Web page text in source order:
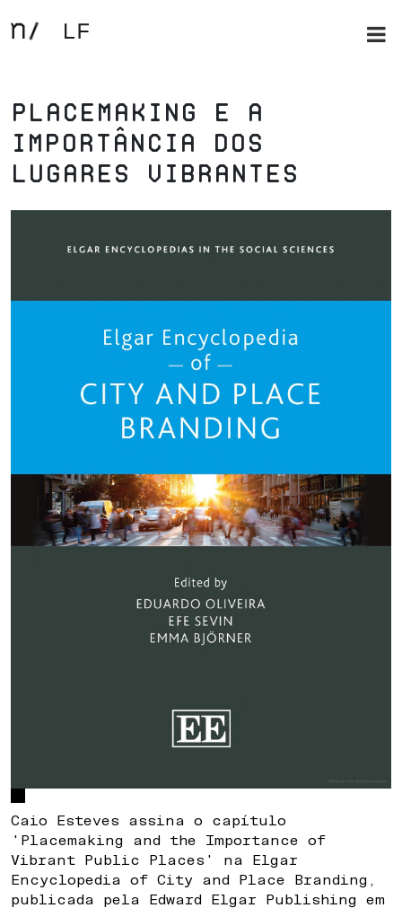
Placemaking e a
Importância dos
Lugares Vibrantes
Caio Esteves assina o capítulo
'Placemaking and the Importance of
Vibrant Public Places' na Elgar
Encyclopedia of City and Place Branding,
publicada pela Edward Elgar Publishing em